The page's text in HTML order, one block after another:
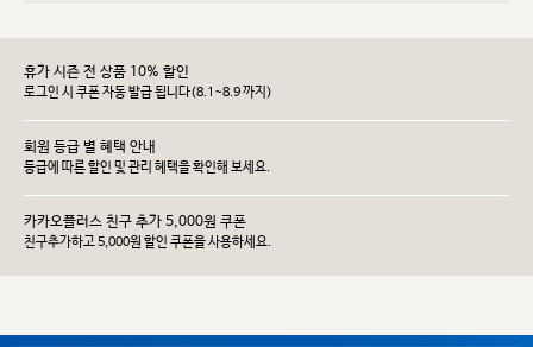
휴가 시즌 전 상품 10% 할인
로그인 시 쿠폰 자동 발급 됩니다(8.1~8.9 까지)
회원 등급 별 혜택 안내
등급에 따른 할인 및 관리 헤택을 확인해 보세요.
카카오플러스 친구 추가 5,000원 쿠폰
친구추가하고 5,000원 할인 쿠폰을 사용하세요.